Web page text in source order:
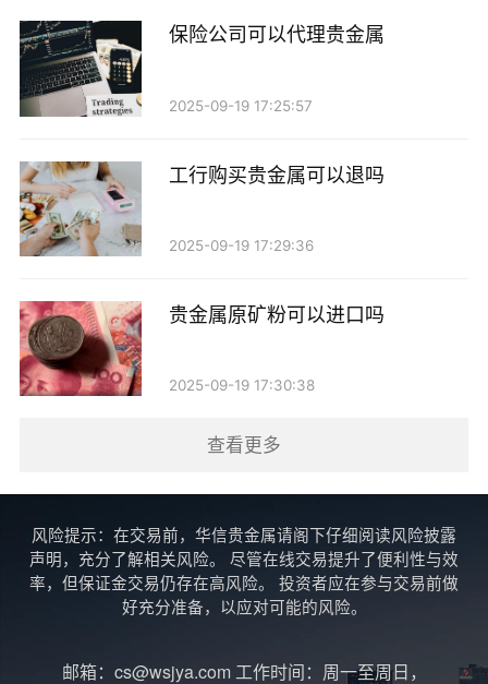
除了手续费和兑换限制外，投资者还需要考虑市场
价格的波动。在决定兑换时，投资者需要关注贵金属的
市场行情，以确保在最有利的时机进行兑换。市场价格
的波动可能会影响兑换的成本，从而影响投资者的收
益。
总之，虽然以账户贵金属可以兑换实物，但具体的
兑换政策和流程因金融机构而异。投资者在进行贵金属
要兑换时遇到不必要的麻烦。
对于那些希望将账户贵金属兑换为实物的投资者，
条款。同时，考虑到市场风险，投资者在进行兑换时也
最后，无论是选择账户贵金属投资还是实物投资，
了解市场动态、保持良好的投资心态都是至关重要的。
贵金属投资是一项长期的事业，投资者应当保持耐心和
保险公司可以代理贵金属
2025-09-19 17:25:57
工行购买贵金属可以退吗
2025-09-19 17:29:36
贵金属原矿粉可以进口吗
2025-09-19 17:30:38
查看更多
风险提示：在交易前，华信贵金属请阁下仔细阅读风险披露
声明，充分了解相关风险。 尽管在线交易提升了便利性与效
率，但保证金交易仍存在高风险。 投资者应在参与交易前做
好充分准备，以应对可能的风险。
邮箱：cs@wsjya.com 工作时间：周一至周日，